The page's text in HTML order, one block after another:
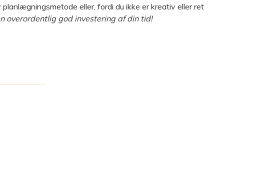
eller, fordi du ikke er kreativ eller ret
overordentlig god investering af din tid!